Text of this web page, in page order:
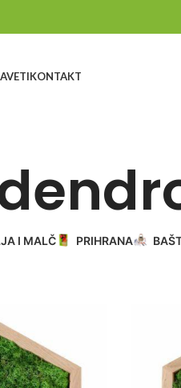
KONTAKT
I MALČ PRIHRANA